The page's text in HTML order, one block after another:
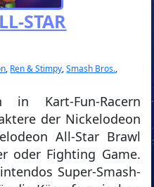
STAR
, Ren & Stimpy,Smash Bros.,
Kart-Fun-Racern
der Nickelodeon
All-Star Brawl
oder Fighting Game.
Super-Smash-